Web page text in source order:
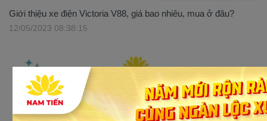
Giới thiệu xe điện Victoria V88, giá bao nhiêu, mua ở đâu?
12/05/2023 08:38:15